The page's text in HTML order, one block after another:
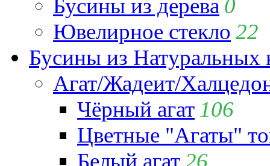
Бусины из дерева 0
Ювелирное стекло 22
Бусины из Натуральных
Агат/Жадеит/
Чёрный агат 106
Цветные "Агаты"
Белый агат26